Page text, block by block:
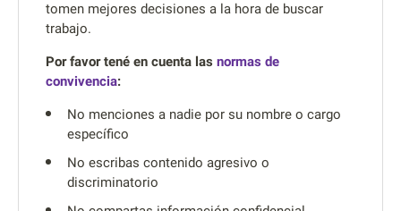
tomen mejores decisiones a la hora de buscar
trabajo.
Por favor tené en cuenta las normas de
convivencia:
No menciones a nadie por su nombre o cargo
específico
No escribas contenido agresivo o
discriminatorio